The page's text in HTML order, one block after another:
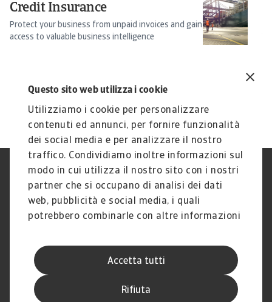
Questo sito web utilizza i cookie
Utilizziamo i cookie per personalizzare
contenuti ed annunci, per fornire funzionalità
dei social media e per analizzare il nostro
traffico. Condividiamo inoltre informazioni sul
modo in cui utilizza il nostro sito con i nostri
partner che si occupano di analisi dei dati
web, pubblicità e social media, i quali
potrebbero combinarle con altre informazioni
suo utilizzo dei loro servizi.
Accetta tutti
Rifiuta
Credit Insurance
Protect your business from unpaid invoices and gain
access to valuable business intelligence
Nota Legale
Privacy
Cookies
Phishing e Sicurezza
informatica
Disclaimer
GDPR
Atradius Information Services